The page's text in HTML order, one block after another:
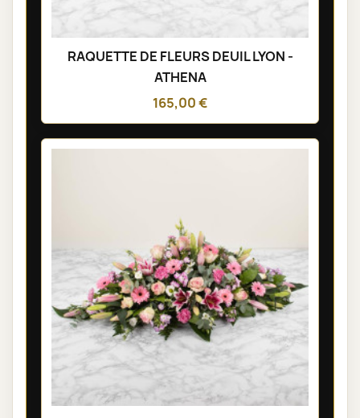
RAQUETTE DE FLEURS DEUIL LYON -
ATHENA
165,00 €